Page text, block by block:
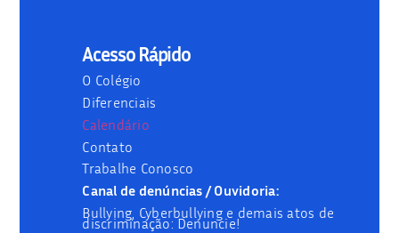
Acesso Rápido
O Colégio
Diferenciais
Calendário
Contato
Trabalhe Conosco
Canal de denúncias / Ouvidoria:
Bullying, Cyberbullying e demais atos de
discriminação: Denuncie!